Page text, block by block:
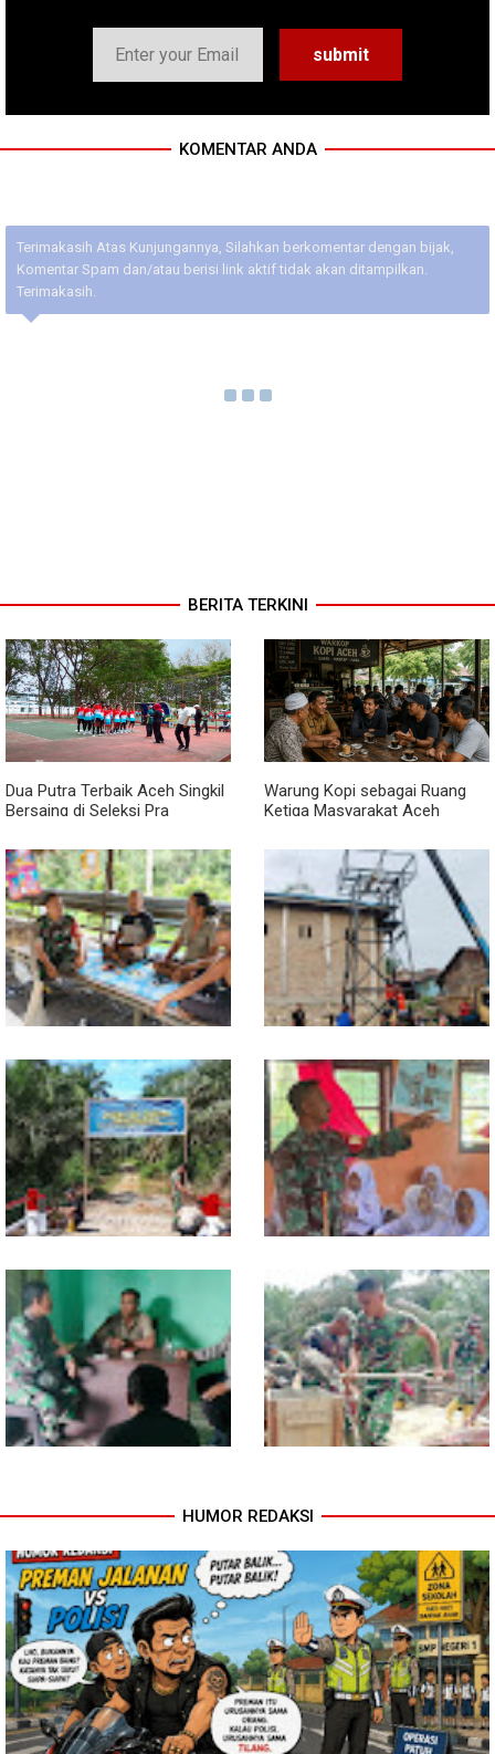
KOMENTAR ANDA
Terimakasih Atas Kunjungannya, Silahkan berkomentar dengan bijak,
Komentar Spam dan/atau berisi link aktif tidak akan ditampilkan.
Terimakasih.
BERITA TERKINI
Dua Putra Terbaik Aceh Singkil
Bersaing di Seleksi Pra
Warung Kopi sebagai Ruang
Ketiga Masyarakat Aceh
Lewat Komsos di Warung
Kopi, Babinsa Bangun Sinergi
dan Kekompakan Warga
Progres TNI AD Manunggal Air
Dikebut, Babinsa dan Warga
Dirikan Tower Polytank di
Belegen Mulia
Kodim 0118 Tancap Gas
Rampungkan Finishing
Jembatan Garuda
Melalui Wasbang, Babinsa
Bentuk Karakter dan Jiwa
Patriotisme Pelajar
Babinsa dan Bhabinkamtibmas
RI ke-81 dengan Kibarkan
Merah Putih
Cuaca Tak Jadi Penghalang,
Garuda dan Pengacian Terus
Dikebut
HUMOR REDAKSI